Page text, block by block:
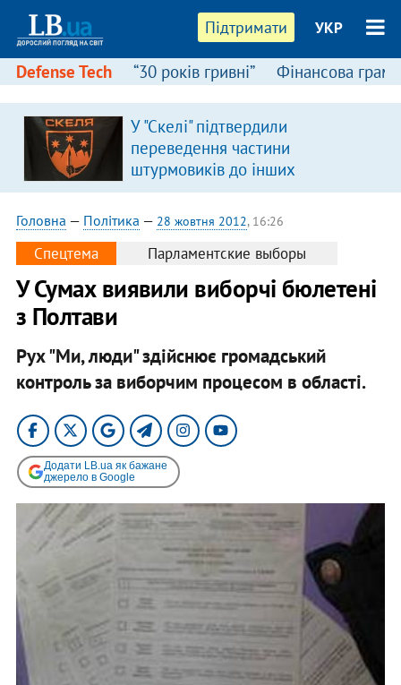
Підтримати УКР
Defense Tech “30 років гривні” Фінансова
У "Скелі" підтвердили
переведення частини
штурмовиків до інших
підрозділів
Головна — Політика — 28 жовтня 2012, 16:26
Спецтема Парламентские выборы
У Сумах виявили виборчі бюлетені
з Полтави
Рух "Ми, люди" здійснює громадський
контроль за виборчим процесом в області.
Додати LB.ua як бажане
джерело в Google